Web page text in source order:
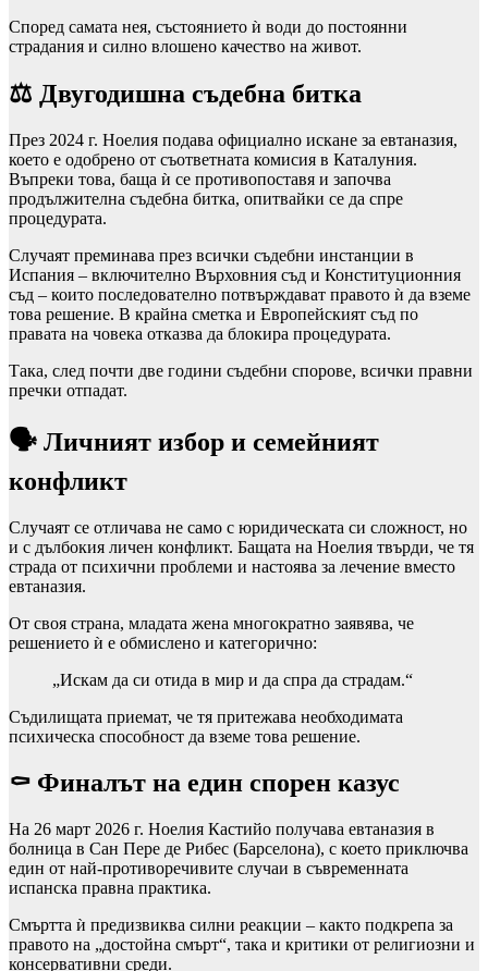
Според самата нея, състоянието ѝ води до постоянни
страдания и силно влошено качество на живот.
⚖️ Двугодишна съдебна битка
През 2024 г. Ноелия подава официално искане за евтаназия,
което е одобрено от съответната комисия в Каталуния.
Въпреки това, баща ѝ се противопоставя и започва
продължителна съдебна битка, опитвайки се да спре
процедурата.
Случаят преминава през всички съдебни инстанции в
Испания – включително Върховния съд и Конституционния
съд – които последователно потвърждават правото ѝ да вземе
това решение. В крайна сметка и Европейският съд по
правата на човека отказва да блокира процедурата.
Така, след почти две години съдебни спорове, всички правни
пречки отпадат.
🗣️ Личният избор и семейният
конфликт
Случаят се отличава не само с юридическата си сложност, но
и с дълбокия личен конфликт. Бащата на Ноелия твърди, че тя
страда от психични проблеми и настоява за лечение вместо
евтаназия.
От своя страна, младата жена многократно заявява, че
решението ѝ е обмислено и категорично:
„Искам да си отида в мир и да спра да страдам.“
Съдилищата приемат, че тя притежава необходимата
психическа способност да вземе това решение.
⚰️ Финалът на един спорен казус
На 26 март 2026 г. Ноелия Кастийо получава евтаназия в
болница в Сан Пере де Рибес (Барселона), с което приключва
един от най-противоречивите случаи в съвременната
испанска правна практика.
Смъртта ѝ предизвиква силни реакции – както подкрепа за
правото на „достойна смърт“, така и критики от религиозни и
консервативни среди.